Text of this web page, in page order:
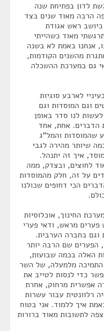
לדון בפתיחת שנה
הרבה מאוד שנים בצד
ראש אגודת
מאוד כשהייתי
אנחנו באמת לא בשנה
מהשנים הקודמות,
גם במערכת ההשכלה
לארבע סוגיות
וגם המוסדות וגם
לנו סדר באופן
הדברים. אחת, אחד
שהמוסדות והמל"ג
שיותר מהירה לגבי
איך זה יתנהל.
לחוצים, ובצדק, ממה
על זה, חלק מהמוסדות
הכי דחופים שכולנו
החינוך, אוכלוסיות
פערים מראש, ודאי פערי
וגם בחברה הערבית.
הפערים שם הרבה יותר
האלה בכמה שבועות,
מלמעלה, של השר
כדי לנסות לטייב את
אפשרית מרחוק, אחרת
רלוונטית עבור עשרות
איך ללמוד. אני בטוח
לתשובות מאוד ברורות